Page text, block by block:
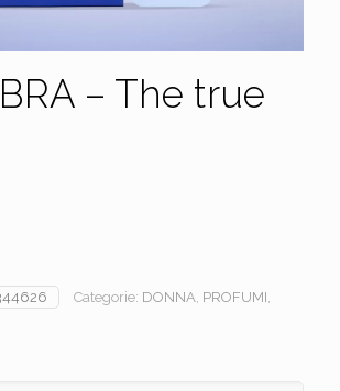
– The true
Categorie: DONNA, PROFUMI,